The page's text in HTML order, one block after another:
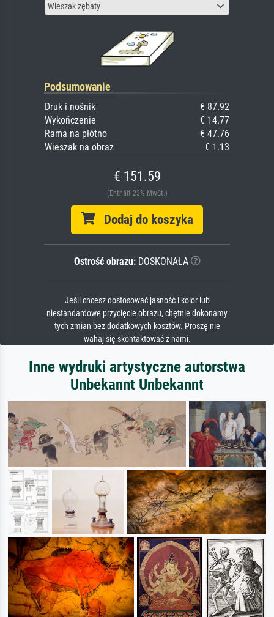
Wieszak zębaty
Podsumowanie
Druk i nośnik
€ 87.92
Wykończenie
€ 14.77
Rama na płótno
€ 47.76
Wieszak na obraz
€ 1.13
€ 151.59
(Enthält 23% MwSt.)
Dodaj do koszyka
Ostrość obrazu:DOSKONAŁA
Jeśli chcesz dostosować jasność i kolor lub
niestandardowe przycięcie obrazu, chętnie dokonamy
tych zmian bez dodatkowych kosztów. Proszę nie
wahaj się skontaktować z nami.
Inne wydruki artystyczne autorstwa
Unbekannt Unbekannt